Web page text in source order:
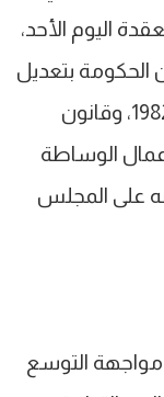
اليوم الأحد،
الحكومة بتعديل
بعض أحكام القانون رقم (120) لسنة 1982، وقانون
الوساطة
على المجلس
التوسع